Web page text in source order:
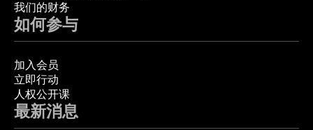
我们的财务
如何参与
加入会员
立即行动
人权公开课
最新消息